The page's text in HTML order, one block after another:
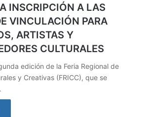
INSCRIPCIÓN A LAS
VINCULACIÓN PARA
ARTISTAS Y
CULTURALES
edición de la Feria Regional de
y Creativas (FRICC), que se